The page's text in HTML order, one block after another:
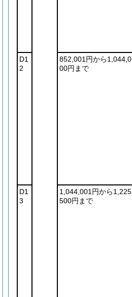
D1
2
852,001円から1,044,0
00円まで
D1
3
1,044,001円から1,225,
500円まで